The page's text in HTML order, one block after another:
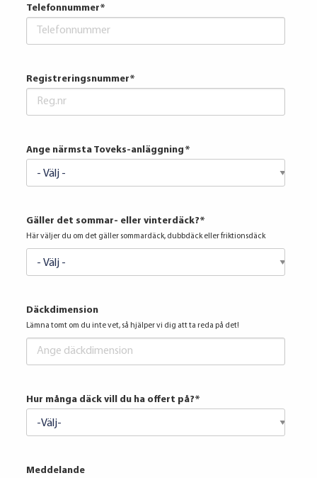
Telefonnummer*
Registreringsnummer*
Ange närmsta Toveks-anläggning *
Gäller det sommar- eller vinterdäck?*
Här väljer du om det gäller sommardäck, dubbdäck eller friktionsdäck
Däckdimension
Lämna tomt om du inte vet, så hjälper vi dig att ta reda på det!
Hur många däck vill du ha offert på?*
Meddelande